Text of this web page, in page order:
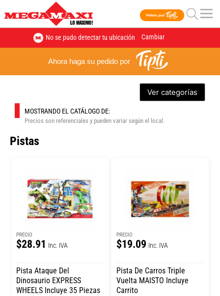
No se pudo detectar tu ubicación Cambiar
Ahora haga su pedido por
Ver categorías
MOSTRANDO EL CATÁLOGO DE:
Precios son referenciales y pueden variar según el local.
Pistas
PRECIO
$28.91 Inc. IVA
Pista Ataque Del
Dinosaurio EXPRESS
WHEELS Incluye 35 Piezas
PRECIO
$19.09 Inc. IVA
Pista De Carros Triple
Vuelta MAISTO Incluye
Carrito